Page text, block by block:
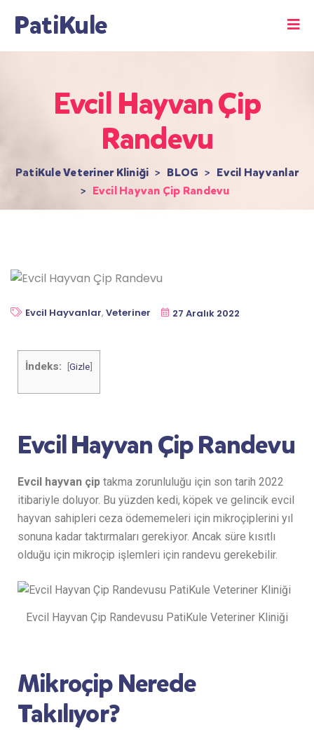
PatiKule
Evcil Hayvan Çip
Randevu
PatiKule Veteriner Kliniği > BLOG > Evcil Hayvanlar
> Evcil Hayvan Çip Randevu
Evcil Hayvanlar, Veteriner 27 Aralık 2022
İndeks: [Gizle]
Evcil Hayvan Çip Randevu
Evcil hayvan çip takma zorunluluğu için son tarih 2022
itibariyle doluyor. Bu yüzden kedi, köpek ve gelincik evcil
hayvan sahipleri ceza ödememeleri için mikroçiplerini yıl
sonuna kadar taktırmaları gerekiyor. Ancak süre kısıtlı
olduğu için mikroçip işlemleri için randevu gerekebilir.
Evcil Hayvan Çip Randevusu PatiKule Veteriner Kliniği
Mikroçip Nerede
Takılıyor?